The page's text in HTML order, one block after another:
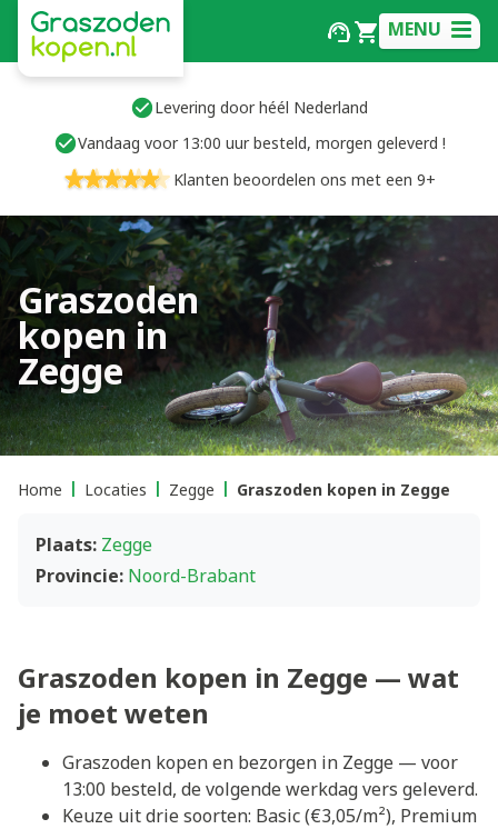
MENU
Levering door héél Nederland
Vandaag voor 13:00 uur besteld, morgen geleverd !
Klanten beoordelen ons met een 9+
Graszoden
kopen in
Zegge
Home Locaties Zegge Graszoden kopen in Zegge
Plaats: Zegge
Provincie: Noord-Brabant
Graszoden kopen in Zegge — wat
je moet weten
Graszoden kopen en bezorgen in Zegge — voor
13:00 besteld, de volgende werkdag vers geleverd.
Keuze uit drie soorten: Basic (€3,05/m²), Premium